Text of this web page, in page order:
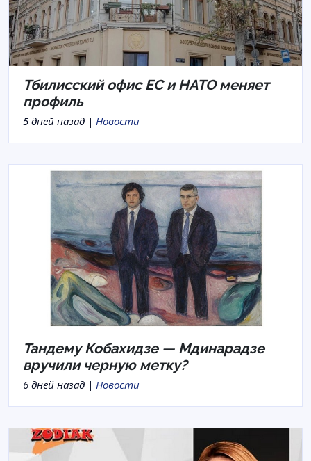
Тбилисский офис ЕС и НАТО меняет
профиль
5 дней назад | Новости
Тандему Кобахидзе — Мдинарадзе
вручили черную метку?
6 дней назад | Новости